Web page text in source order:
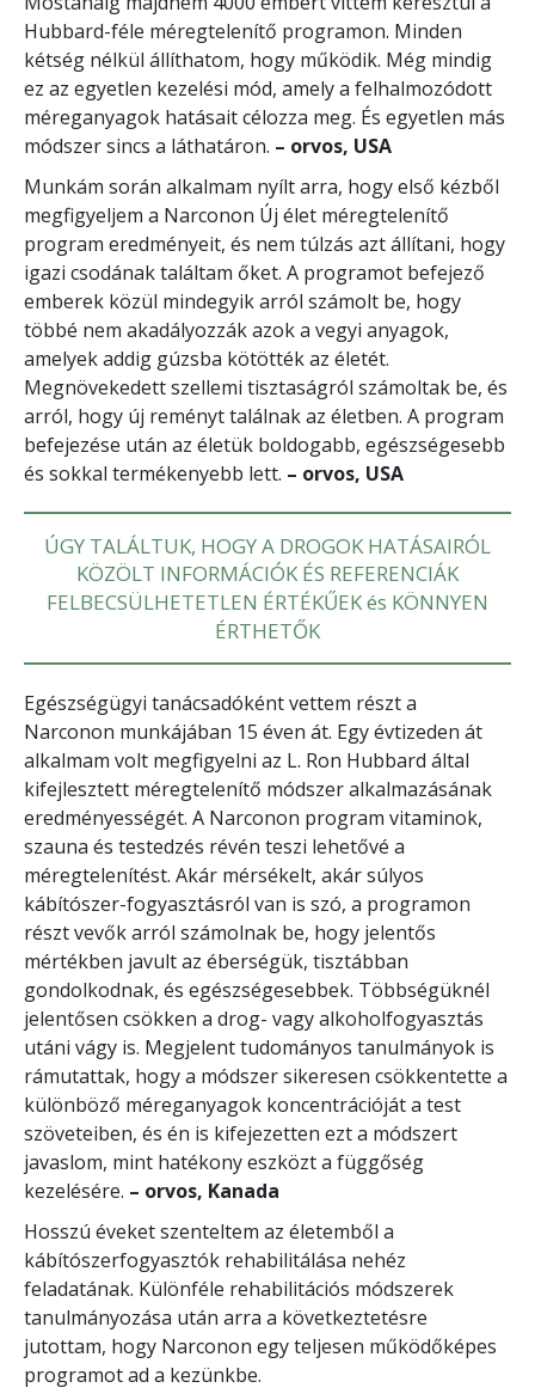
Hubbard-féle méregtelenítő programon. Minden
kétség nélkül állíthatom, hogy működik. Még mindig
ez az egyetlen kezelési mód, amely a felhalmozódott
méreganyagok hatásait célozza meg. És egyetlen más
módszer sincs a láthatáron. – orvos, USA
Munkám során alkalmam nyílt arra, hogy első kézből
megfigyeljem a Narconon Új élet méregtelenítő
program eredményeit, és nem túlzás azt állítani, hogy
igazi csodának találtam őket. A programot befejező
emberek közül mindegyik arról számolt be, hogy
többé nem akadályozzák azok a vegyi anyagok,
amelyek addig gúzsba kötötték az életét.
Megnövekedett szellemi tisztaságról számoltak be, és
arról, hogy új reményt találnak az életben. A program
befejezése után az életük boldogabb, egészségesebb
és sokkal termékenyebb lett. – orvos, USA
ÚGY TALÁLTUK, HOGY A DROGOK HATÁSAIRÓL
KÖZÖLT INFORMÁCIÓK ÉS REFERENCIÁK
FELBECSÜLHETETLEN ÉRTÉKŰEKés KÖNNYEN
ÉRTHETŐK
Egészségügyi tanácsadóként vettem részt a
Narconon munkájában 15 éven át. Egy évtizeden át
alkalmam volt megfigyelni az L. Ron Hubbard által
kifejlesztett méregtelenítő módszer alkalmazásának
eredményességét. A Narconon program vitaminok,
szauna és testedzés révén teszi lehetővé a
méregtelenítést. Akár mérsékelt, akár súlyos
kábítószer-fogyasztásról van is szó, a programon
részt vevők arról számolnak be, hogy jelentős
mértékben javult az éberségük, tisztábban
gondolkodnak, és egészségesebbek. Többségüknél
jelentősen csökken a drog- vagy alkoholfogyasztás
utáni vágy is. Megjelent tudományos tanulmányok is
rámutattak, hogy a módszer sikeresen csökkentette a
különböző méreganyagok koncentrációját a test
szöveteiben, és én is kifejezetten ezt a módszert
javaslom, mint hatékony eszközt a függőség
kezelésére. – orvos, Kanada
Hosszú éveket szenteltem az életemből a
kábítószerfogyasztók rehabilitálása nehéz
feladatának. Különféle rehabilitációs módszerek
tanulmányozása után arra a következtetésre
jutottam, hogy Narconon egy teljesen működőképes
programot ad a kezünkbe.